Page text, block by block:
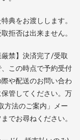
典をお渡しします。
拒否は出来ません。
禁】決済完了/受取
この時点で予約受付
や配送のお問い合わ
管してください。万
法のご案内」メー
でお尋ねください。